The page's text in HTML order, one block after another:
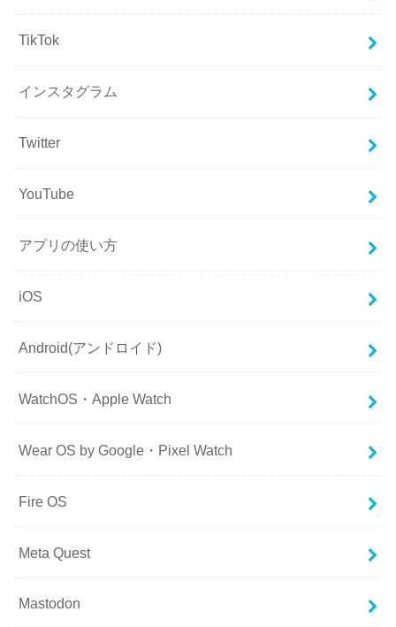
TikTok
インスタグラム
Twitter
YouTube
アプリの使い方
iOS
Android(アンドロイド)
WatchOS・Apple Watch
Wear OS by Google・Pixel Watch
Fire OS
Meta Quest
Mastodon